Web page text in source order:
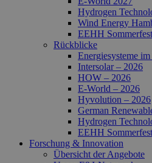
Hydrogen
Wind Energy
EEHH
Rückblicke
Energiesysteme
Intersolar – 2026
HOW – 2026
E-World – 2026
Hyvolution – 2026
German
Hydrogen
EEHH
Forschung & Innovation
Übersicht der Angebote